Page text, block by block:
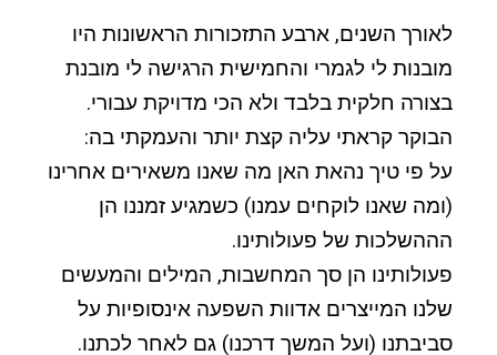
לאורך השנים, ארבע התזכורות הראשונות היו
מובנות לי לגמרי והחמישית הרגישה לי מובנת
בצורה חלקית בלבד ולא הכי מדויקת עבורי.
הבוקר קראתי עליה קצת יותר והעמקתי בה:
על פי טיך נהאת האן מה שאנו משאירים אחרינו
(ומה שאנו לוקחים עמנו) כשמגיע זמננו הן
הההשלכות של פעולותינו.
פעולותינו הן סך המחשבות, המילים והמעשים
שלנו המייצרים אדוות השפעה אינסופיות על
סביבתנו (ועל המשך דרכנו) גם לאחר לכתנו.